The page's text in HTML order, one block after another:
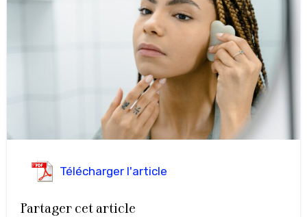
Télécharger l'article
Partager cet article